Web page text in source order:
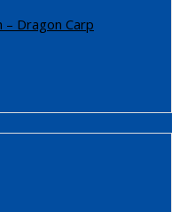
– Dragon Carp